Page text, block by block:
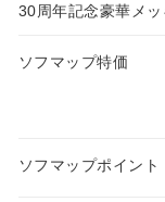
30周年記念豪華メ
ソフマップ特価
ソフマップポイント